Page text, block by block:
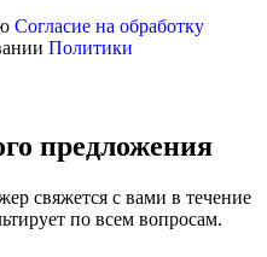
Согласие на обработку
Политики
предложения
свяжется с вами в течение
по всем вопросам.